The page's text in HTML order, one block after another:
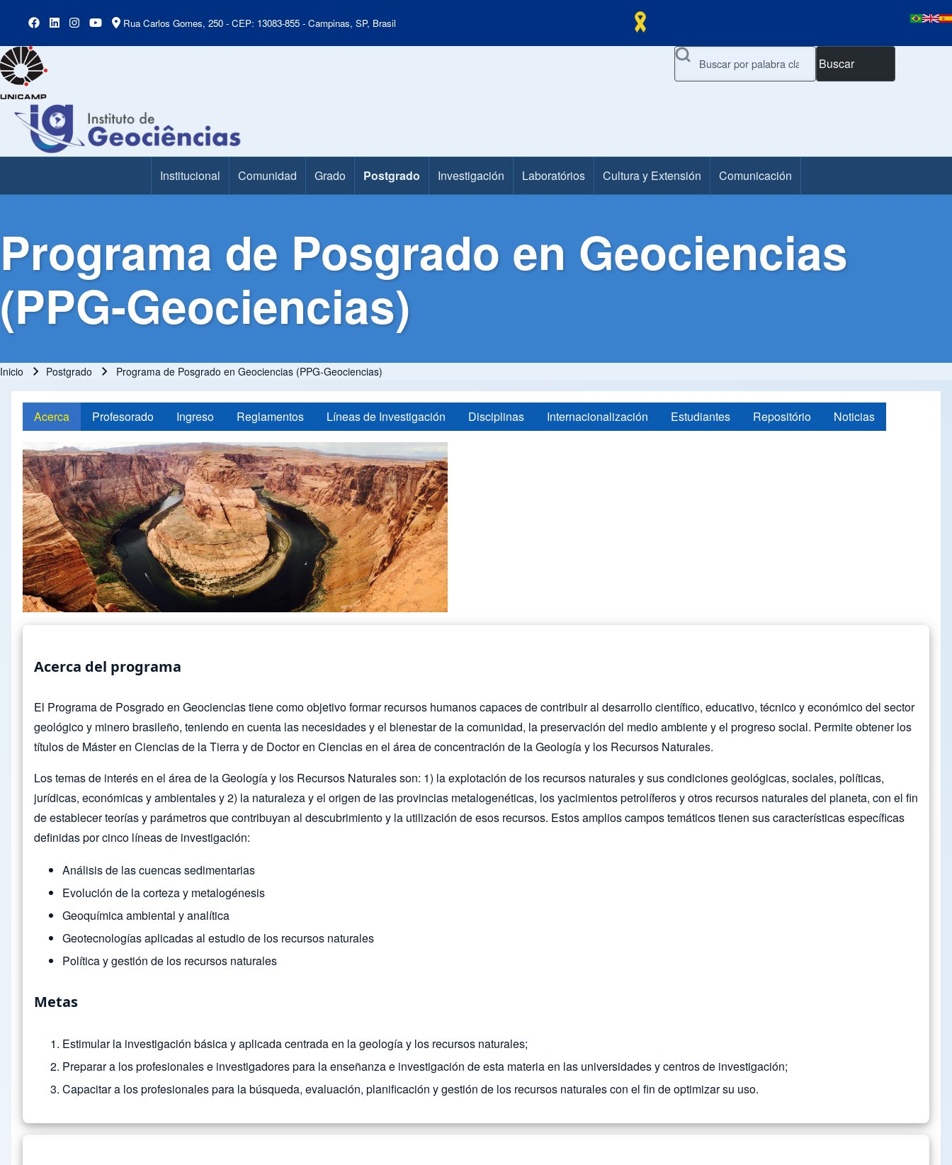
Rua Carlos Gomes, 250 - CEP: 13083-855 - Campinas, SP, Brasil
Buscar
Main Menu Institucional Comunidad Grado Postgrado Investigación Laboratórios Cultura y Extensión Comunicación
Programa de Posgrado en Geociencias
(PPG-Geociencias)
Ruta de navegación
Inicio Postgrado Programa de Posgrado en Geociencias (PPG-Geociencias)
Acerca Profesorado Ingreso Reglamentos Líneas de Investigación Disciplinas Internacionalización Estudiantes Repositório Noticias
Acerca del programa
El Programa de Posgrado en Geociencias tiene como objetivo formar recursos humanos capaces de contribuir al desarrollo científico, educativo, técnico y económico del sector
geológico y minero brasileño, teniendo en cuenta las necesidades y el bienestar de la comunidad, la preservación del medio ambiente y el progreso social. Permite obtener los
títulos de Máster en Ciencias de la Tierra y de Doctor en Ciencias en el área de concentración de la Geología y los Recursos Naturales.
Los temas de interés en el área de la Geología y los Recursos Naturales son: 1) la explotación de los recursos naturales y sus condiciones geológicas, sociales, políticas,
jurídicas, económicas y ambientales y 2) la naturaleza y el origen de las provincias metalogenéticas, los yacimientos petrolíferos y otros recursos naturales del planeta, con el fin
de establecer teorías y parámetros que contribuyan al descubrimiento y la utilización de esos recursos. Estos amplios campos temáticos tienen sus características específicas
definidas por cinco líneas de investigación:
Análisis de las cuencas sedimentarias
Evolución de la corteza y metalogénesis
Geoquímica ambiental y analítica
Geotecnologías aplicadas al estudio de los recursos naturales
Política y gestión de los recursos naturales
Metas
Estimular la investigación básica y aplicada centrada en la geología y los recursos naturales;
Preparar a los profesionales e investigadores para la enseñanza e investigación de esta materia en las universidades y centros de investigación;
Capacitar a los profesionales para la búsqueda, evaluación, planificación y gestión de los recursos naturales con el fin de optimizar su uso.